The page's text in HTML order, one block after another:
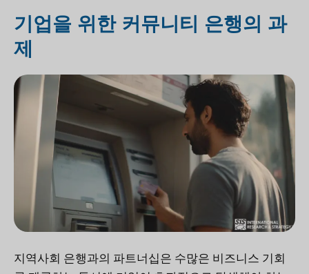
기업을 위한 커뮤니티 은행의 과
제
지역사회 은행과의 파트너십은 수많은 비즈니스 기회